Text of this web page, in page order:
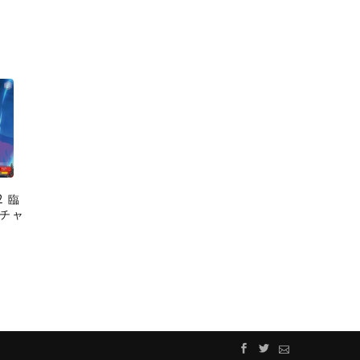
臨
ャ